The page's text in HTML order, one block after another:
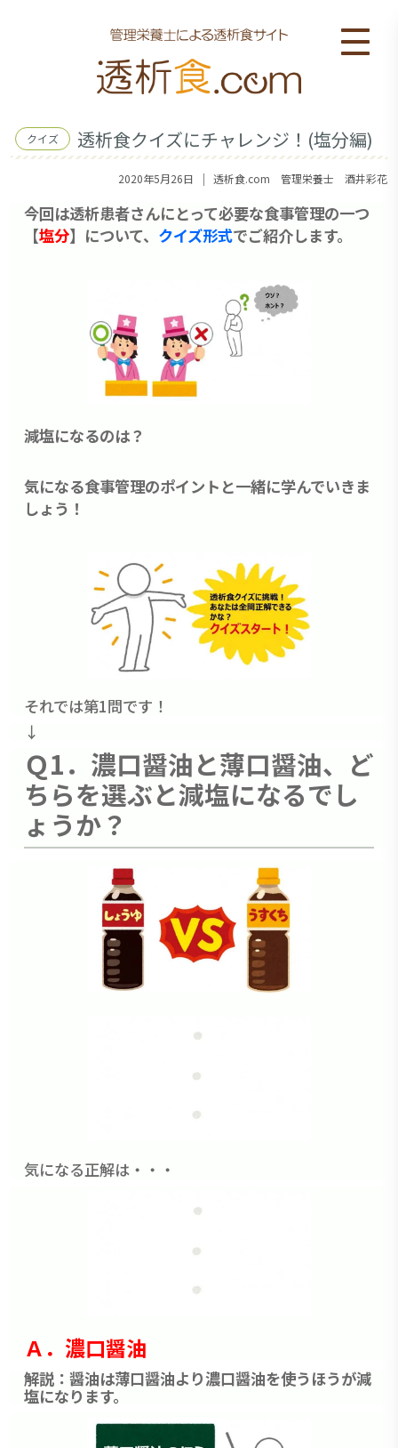
クイズ 透析食クイズにチャレンジ！(塩分編)
2020年5月26日 ｜ 透析食.com 管理栄養士 酒井彩花
今回は透析患者さんにとって必要な食事管理の一つ
【塩分】について、 クイズ形式でご紹介します。
減塩になるのは？
気になる食事管理のポイントと一緒に学んでいきま
しょう！
それでは第1問です！
↓
Ｑ1．濃口醤油と薄口醤油、ど
ちらを選ぶと減塩になるでし
ょうか？
気になる正解は・・・
Ａ．濃口醤油
解説：醤油は薄口醤油より濃口醤油を使うほうが減
塩になります。